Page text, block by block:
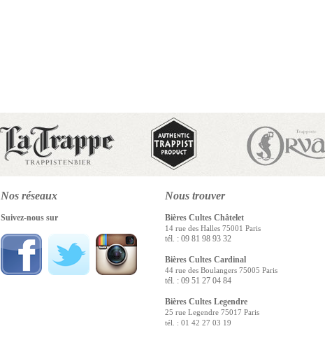
Nos réseaux
Suivez-nous sur
Nous trouver
Bières Cultes Châtelet
14 rue des Halles 75001 Paris
tél. : 09 81 98 93 32
Bières Cultes Cardinal
44 rue des Boulangers 75005 Paris
tél. : 09 51 27 04 84
Bières Cultes Legendre
25 rue Legendre 75017 Paris
tél. : 01 42 27 03 19